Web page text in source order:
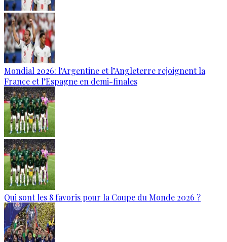
Mondial 2026: l'Argentine et l’Angleterre rejoignent la
France et l’Espagne en demi-finales
Qui sont les 8 favoris pour la Coupe du Monde 2026 ?